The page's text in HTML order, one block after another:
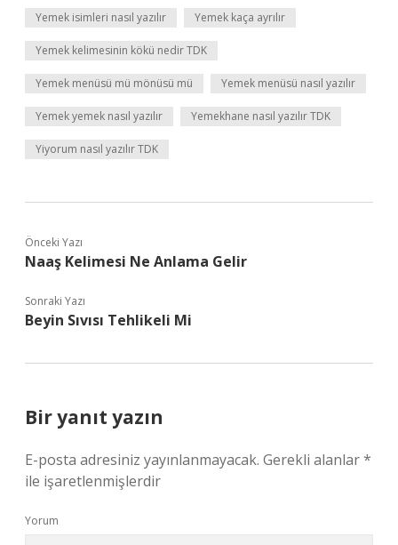
Yemek isimleri nasıl yazılır Yemek kaça ayrılır
Yemek kelimesinin kökü nedir TDK
Yemek menüsü mü mönüsü mü Yemek menüsü nasıl yazılır
Yemek yemek nasıl yazılır Yemekhane nasıl yazılır TDK
Yiyorum nasıl yazılır TDK
Önceki Yazı
Naaş Kelimesi Ne Anlama Gelir
Sonraki Yazı
Beyin Sıvısı Tehlikeli Mi
Bir yanıt yazın
E-posta adresiniz yayınlanmayacak. Gerekli alanlar*
ile işaretlenmişlerdir
Yorum